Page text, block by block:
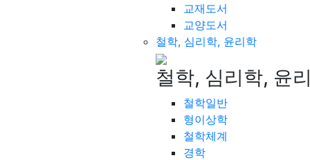
교재도서
교양도서
철학, 심리학, 윤리학
철학, 심리학, 윤
철학일반
형이상학
철학체계
경학